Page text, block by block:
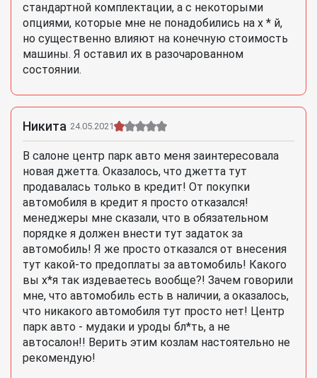
стандартной комплектации, а с некоторыми
опциями, которые мне не понадобились на х * й,
но существенно влияют на конечную стоимость
машины. Я оставил их в разочарованном
состоянии.
Никита 24.05.2021
В салоне центр парк авто меня заинтересовала
новая джетта. Оказалось, что джетта тут
продавалась только в кредит! От покупки
автомобиля в кредит я просто отказался!
менеджеры мне сказали, что в обязательном
порядке я должен внести тут задаток за
автомобиль! Я же просто отказался от внесения
тут какой-то предоплаты за автомобиль! Какого
вы х*я так издеваетесь вообще?! Зачем говорили
мне, что автомобиль есть в наличии, а оказалось,
что никакого автомобиля тут просто нет! Центр
парк авто - мудаки и уроды бл*ть, а не
автосалон!! Верить этим козлам настоятельно не
рекомендую!